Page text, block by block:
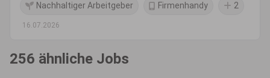
Nachhaltiger Arbeitgeber Firmenhandy 2
16.07.2026
256 ähnliche Jobs